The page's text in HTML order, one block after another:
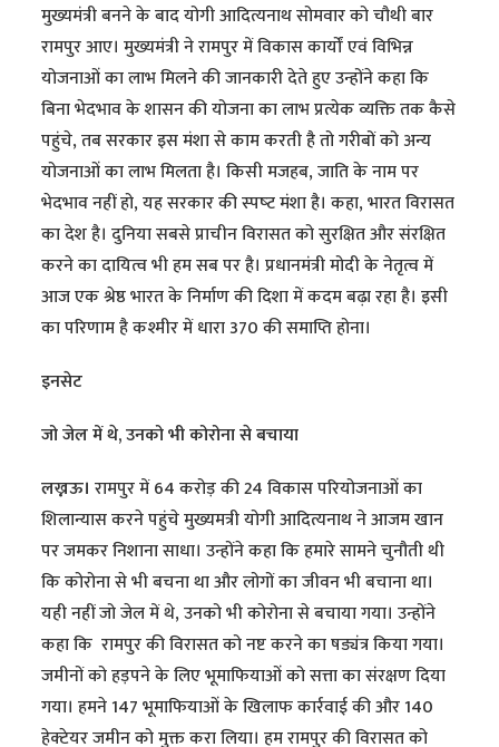
मुख्यमंत्री बनने के बाद योगी आदित्यनाथ सोमवार को चौथी बार
रामपुर आए। मुख्यमंत्री ने रामपुर में विकास कार्यों एवं विभिन्न
योजनाओं का लाभ मिलने की जानकारी देते हुए उन्होंने कहा कि
बिना भेदभाव के शासन की योजना का लाभ प्रत्येक व्यक्ति तक कैसे
पहुंचे, तब सरकार इस मंशा से काम करती है तो गरीबों को अन्य
योजनाओं का लाभ मिलता है। किसी मजहब, जाति के नाम पर
भेदभाव नहीं हो, यह सरकार की स्‍पष्‍ट मंशा है। कहा, भारत विरासत
का देश है। दुनिया सबसे प्राचीन विरासत को सुरक्षित और संरक्षित
करने का दायित्व भी हम सब पर है। प्रधानमंत्री मोदी के नेतृत्व में
आज एक श्रेष्ठ भारत के निर्माण की दिशा में कदम बढ़ा रहा है। इसी
का परिणाम है कश्मीर में धारा 370 की समाप्ति होना।
इनसेट
जो जेल में थे, उनको भी कोरोना से बचाया
लख्नऊ। रामपुर में 64 करोड़ की 24 विकास परियोजनाओं का
शिलान्यास करने पहुंचे मुख्यमत्री योगी आदित्यनाथ ने आजम खान
पर जमकर निशाना साधा। उन्होंने कहा कि हमारे सामने चुनौती थी
कि कोरोना से भी बचना था और लोगों का जीवन भी बचाना था।
यही नहीं जो जेल में थे, उनको भी कोरोना से बचाया गया। उन्होंने
कहा कि रामपुर की विरासत को नष्ट करने का षड्यंत्र किया गया।
जमीनों को हड़पने के लिए भूमाफियाओं को सत्ता का संरक्षण दिया
गया। हमने 147 भूमाफियाओं के खिलाफ कार्रवाई की और 140
हेक्टेयर जमीन को मुक्त करा लिया। हम रामपुर की विरासत को